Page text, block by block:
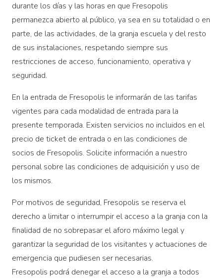
durante los días y las horas en que Fresopolis
permanezca abierto al público, ya sea en su totalidad o en
parte, de las actividades, de la granja escuela y del resto
de sus instalaciones, respetando siempre sus
restricciones de acceso, funcionamiento, operativa y
seguridad.
En la entrada de Fresopolis le informarán de las tarifas
vigentes para cada modalidad de entrada para la
presente temporada. Existen servicios no incluidos en el
precio de ticket de entrada o en las condiciones de
socios de Fresopolis. Solicite información a nuestro
personal sobre las condiciones de adquisición y uso de
los mismos.
Por motivos de seguridad, Fresopolis se reserva el
derecho a limitar o interrumpir el acceso a la granja con la
finalidad de no sobrepasar el aforo máximo legal y
garantizar la seguridad de los visitantes y actuaciones de
emergencia que pudiesen ser necesarias.
Fresopolis podrá denegar el acceso a la granja a todos